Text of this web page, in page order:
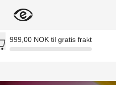
Toggle minicart, Cart is empty
999,00 NOK til gratis frakt